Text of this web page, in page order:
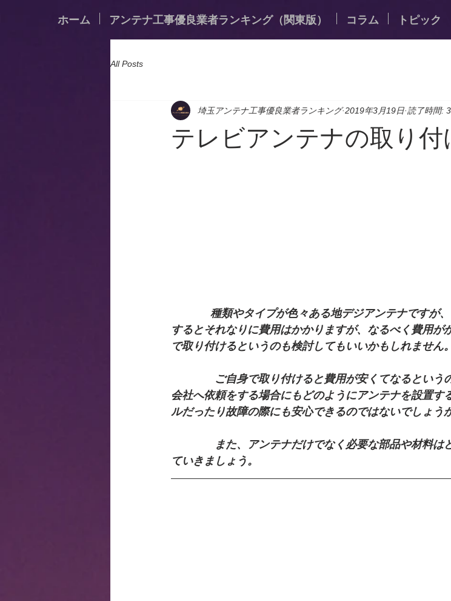
All Posts
テレビアンテナの取り付
埼玉アンテナ工事優良業者ランキング 2019年3月19日 読了時間:
するとそれなりに費用はかかりますが、なるべく費用が
で取り付けるというのも検討してもいいかもしれません。
ご自身で取り付けると費用が安くてなるというの
会社へ依頼をする場合にもどのようにアンテナを設置す
ルだったり故障の際にも安心できるのではないでしょうか
また、アンテナだけでなく必要な部品や材料はど
ていきましょう。
ホーム アンテナ工事優良業者ランキング（関東版） コラム トピック